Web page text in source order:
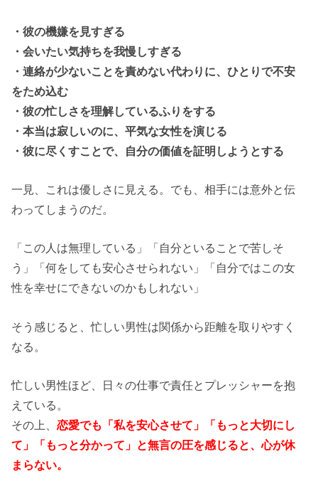
・彼の機嫌を見すぎる
・会いたい気持ちを我慢しすぎる
・連絡が少ないことを責めない代わりに、ひとりで不安
をため込む
・彼の忙しさを理解しているふりをする
・本当は寂しいのに、平気な女性を演じる
・彼に尽くすことで、自分の価値を証明しようとする
一見、これは優しさに見える。でも、相手には意外と伝
わってしまうのだ。
「この人は無理している」「自分といることで苦しそ
う」「何をしても安心させられない」「自分ではこの女
性を幸せにできないのかもしれない」
そう感じると、忙しい男性は関係から距離を取りやすく
なる。
忙しい男性ほど、日々の仕事で責任とプレッシャーを抱
えている。
その上、恋愛でも「私を安心させて」「もっと大切にし
て」「もっと分かって」と無言の圧を感じると、心が休
まらない。